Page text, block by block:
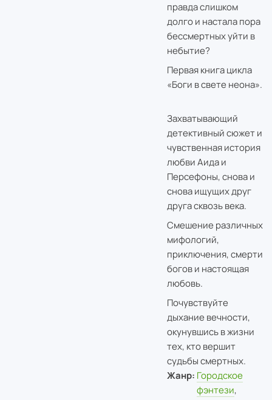
правда слишком
долго и настала пора
бессмертных уйти в
небытие?
Первая книга цикла
«Боги в свете неона».
Захватывающий
детективный сюжет и
чувственная история
любви Аида и
Персефоны, снова и
снова ищущих друг
друга сквозь века.
Смешение различных
мифологий,
приключения, смерти
богов и настоящая
любовь.
Почувствуйте
дыхание вечности,
окунувшись в жизни
тех, кто вершит
судьбы смертных.
Жанр: Городское
фэнтези,